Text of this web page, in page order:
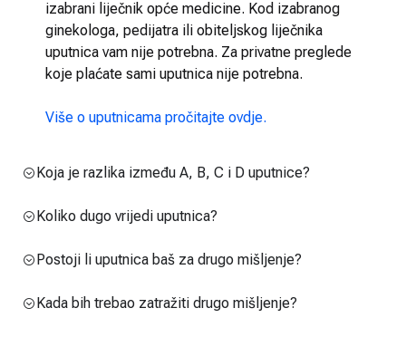
izabrani liječnik opće medicine. Kod izabranog
ginekologa, pedijatra ili obiteljskog liječnika
uputnica vam nije potrebna. Za privatne preglede
koje plaćate sami uputnica nije potrebna.
Više o uputnicama pročitajte ovdje.
Koja je razlika između A, B, C i D uputnice?
Koliko dugo vrijedi uputnica?
Postoji li uputnica baš za drugo mišljenje?
Kada bih trebao zatražiti drugo mišljenje?